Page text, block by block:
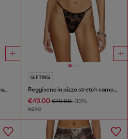
Top bikini a coste con stampa camouflage
GIFTING
Reggiseno in pizzo stretch camouflage
€49.00€70.00-30%
NERO